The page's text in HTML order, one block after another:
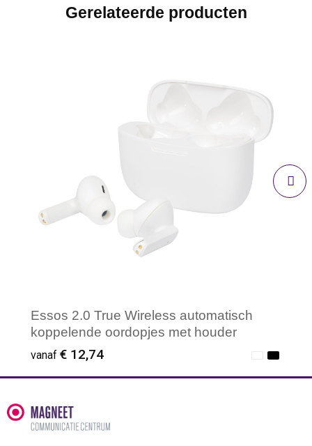
Gerelateerde producten
Essos 2.0 True Wireless automatisch
koppelende oordopjes met houder
vanaf € 12,74
Minimale afname: 1